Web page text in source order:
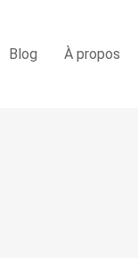
Blog À propos